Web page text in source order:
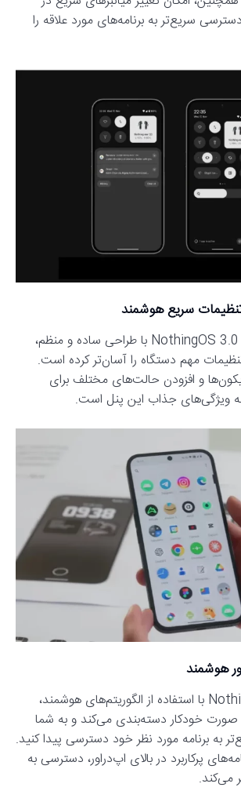
سریع‌تر به برنامه‌های مورد علاقه را
سریع هوشمند
پنل تنظیمات سریع NothingOS 3.0 با طراحی ساده و منظم،
مهم دستگاه را آسان‌تر کرده است.
آیکون‌ها و افزودن حالت‌های مختلف برای
ویژگی‌های جذاب این پنل است.
هوشمند
اپ‌دراور NothingOS 3.0 با استفاده از الگوریتم‌های هوشمند،
صورت خودکار دسته‌بندی می‌کند و به شما
به برنامه مورد نظر خود دسترسی پیدا کنید.
پرکاربرد در بالای اپ‌دراور، دسترسی به
می‌کند.